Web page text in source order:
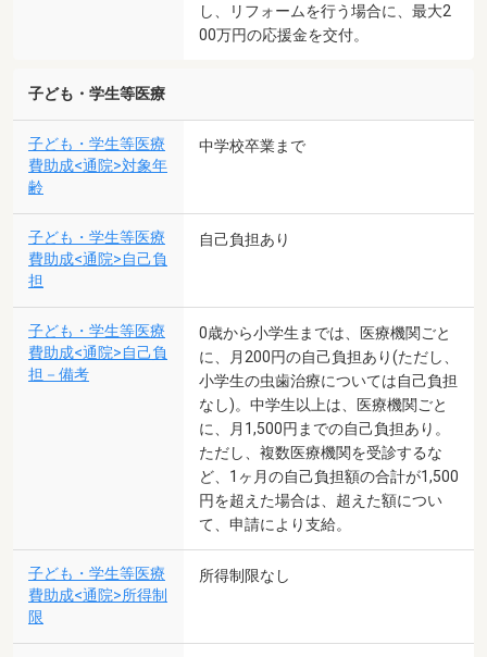
し、リフォームを行う場合に、最大2
00万円の応援金を交付。
子ども・学生等医療
子ども・学生等医療
費助成<通院>対象年
齢
中学校卒業まで
子ども・学生等医療
費助成<通院>自己負
担
自己負担あり
子ども・学生等医療
費助成<通院>自己負
担－備考
0歳から小学生までは、医療機関ごと
に、月200円の自己負担あり(ただし、
小学生の虫歯治療については自己負担
なし)。中学生以上は、医療機関ごと
に、月1,500円までの自己負担あり。
ただし、複数医療機関を受診するな
ど、1ヶ月の自己負担額の合計が1,500
円を超えた場合は、超えた額につい
て、申請により支給。
子ども・学生等医療
費助成<通院>所得制
限
所得制限なし